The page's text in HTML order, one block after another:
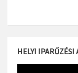
HELYI IPARŰZÉSI